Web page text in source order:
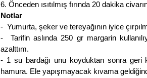
6. Önceden ısıtılmış fırında 20 dakika
Notlar
- Yumurta, şeker ve tereyağının iyice
-
Tarifin aslında 250 gr margarin
azalttım.
- 1 su bardağı unu koyduktan sonra geri
hamura. Ele yapışmayacak kıvama